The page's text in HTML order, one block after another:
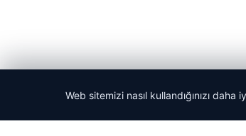
Web sitemizi nasıl kullandığınızı